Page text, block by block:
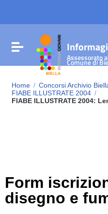
Attiva / disattiva la
Assessorato
Comune di
Home / Concorsi Archivio
FIABE ILLUSTRATE 2004 /
FIABE ILLUSTRATE 2004:
Form
disegno e